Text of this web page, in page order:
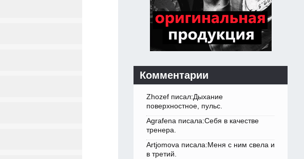
Комментарии
Zhozef писал:Дыхание
поверхностное, пульс.
Agrafena писала:Себя в качестве
тренера.
Artjomova писала:Меня с ним свела и
в третий.